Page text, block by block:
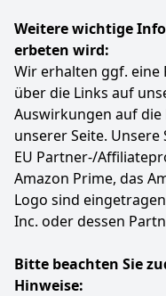
Weitere wichtige
erbeten wird:
Wir erhalten ggf. eine
über die Links auf
Auswirkungen auf
unserer Seite.
EU Partner-/
Amazon Prime, das
Logo sind
Inc. oder dessen
Bitte beachten Sie
Hinweise: